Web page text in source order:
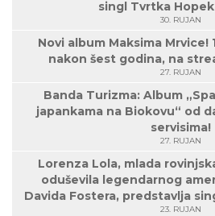
singl Tvrtka
30. RUJAN
Novi album Maksima Mrvice!
nakon šest godina, na
27. RUJAN
Banda Turizma: Album
japankama na Biokovu“ od
servisima!
27. RUJAN
Lorenza Lola, mlada
oduševila legendarnog
Davida Fostera, predstavlja
23. RUJAN